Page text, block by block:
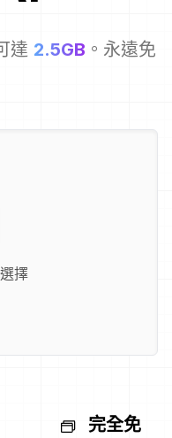
達 2.5GB 。永遠免
選擇
完全免